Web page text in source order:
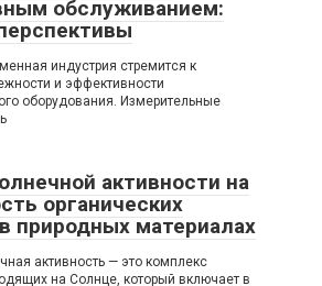
обслуживанием:
индустрия стремится к
и эффективности
оборудования. Измерительные
активности на
органических
природных материалах
активность — это комплекс
на Солнце, который включает в